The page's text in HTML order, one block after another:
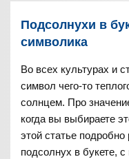
Подсолнухи в
символика
Во всех культурах и
символ чего-то
солнцем. Про
когда вы выбираете
этой статье
подсолнух в букете,